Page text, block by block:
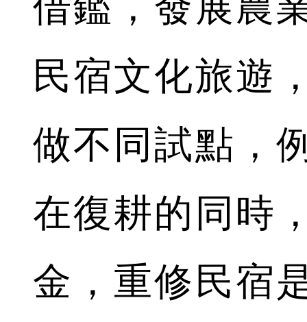
民宿文化旅遊
做不同試點，
在復耕的同時
金，重修民宿